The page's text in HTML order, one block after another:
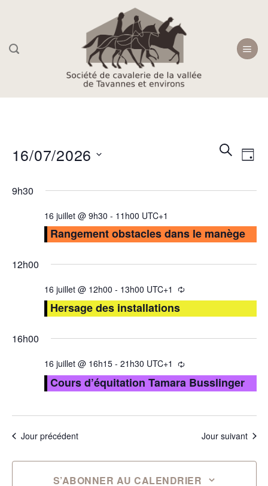
de
16/07/2026
une
9h30
16 juillet @ 9h30 - 11h00 UTC+1
Rangement obstacles dans le manège
12h00
16 juillet @ 12h00 - 13h00 UTC+1
Hersage des installations
16h00
16 juillet @ 16h15- 21h30 UTC+1
Cours d’équitation Tamara Busslinger
Jour précédent Jour suivant
S’ABONNER AU CALENDRIER